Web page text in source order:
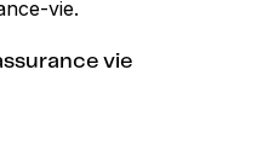
vie